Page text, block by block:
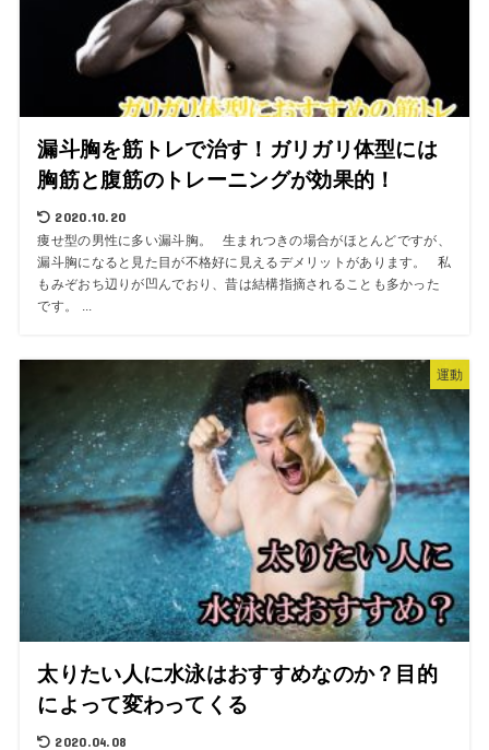
漏斗胸を筋トレで治す！ガリガリ体型には
胸筋と腹筋のトレーニングが効果的！
2020.10.20
痩せ型の男性に多い漏斗胸。 生まれつきの場合がほとんどですが、
漏斗胸になると見た目が不格好に見えるデメリットがあります。 私
もみぞおち辺りが凹んでおり、昔は結構指摘されることも多かった
です。 ...
運動
太りたい人に水泳はおすすめなのか？目的
によって変わってくる
2020.04.08